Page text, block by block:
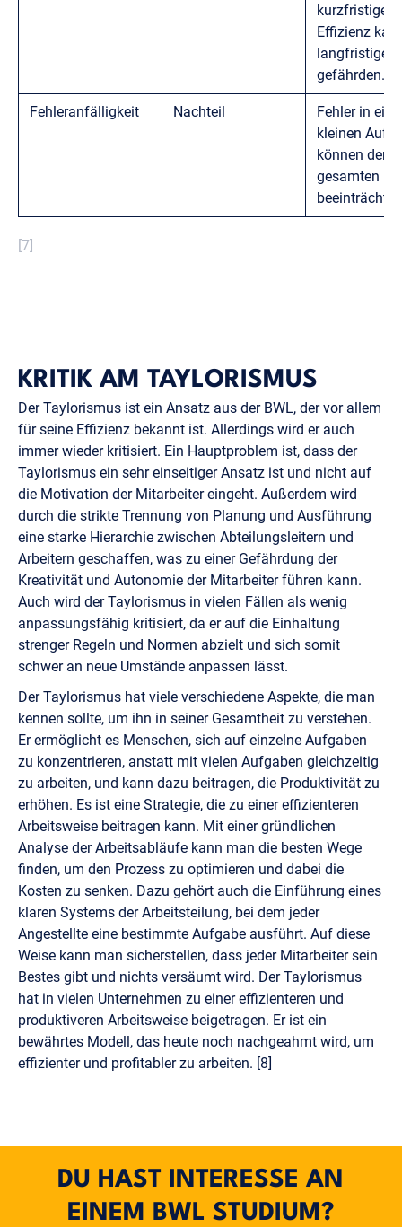
[7]
kurzfristige
Effizienz
langfristige
gefährden.
Fehleranfälligkeit Nachteil
Fehler in
kleinen
können den
gesamten
KRITIK AM TAYLORISMUS
Der Taylorismus ist ein Ansatz aus der BWL, der vor allem
für seine Effizienz bekannt ist. Allerdings wird er auch
immer wieder kritisiert. Ein Hauptproblem ist, dass der
Taylorismus ein sehr einseitiger Ansatz ist und nicht auf
die Motivation der Mitarbeiter eingeht. Außerdem wird
durch die strikte Trennung von Planung und Ausführung
eine starke Hierarchie zwischen Abteilungsleitern und
Arbeitern geschaffen, was zu einer Gefährdung der
Kreativität und Autonomie der Mitarbeiter führen kann.
Auch wird der Taylorismus in vielen Fällen als wenig
anpassungsfähig kritisiert, da er auf die Einhaltung
strenger Regeln und Normen abzielt und sich somit
schwer an neue Umstände anpassen lässt.
Der Taylorismus hat viele verschiedene Aspekte, die man
kennen sollte, um ihn in seiner Gesamtheit zu verstehen.
Er ermöglicht es Menschen, sich auf einzelne Aufgaben
zu konzentrieren, anstatt mit vielen Aufgaben gleichzeitig
zu arbeiten, und kann dazu beitragen, die Produktivität zu
erhöhen. Es ist eine Strategie, die zu einer effizienteren
Arbeitsweise beitragen kann. Mit einer gründlichen
Analyse der Arbeitsabläufe kann man die besten Wege
finden, um den Prozess zu optimieren und dabei die
Kosten zu senken. Dazu gehört auch die Einführung eines
klaren Systems der Arbeitsteilung, bei dem jeder
Angestellte eine bestimmte Aufgabe ausführt. Auf diese
Weise kann man sicherstellen, dass jeder Mitarbeiter sein
Bestes gibt und nichts versäumt wird. Der Taylorismus
hat in vielen Unternehmen zu einer effizienteren und
produktiveren Arbeitsweise beigetragen. Er ist ein
bewährtes Modell, das heute noch nachgeahmt wird, um
effizienter und profitabler zu arbeiten. [8]
DU HAST INTERESSE AN
EINEM BWL STUDIUM?